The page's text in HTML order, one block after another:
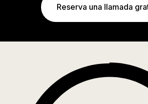
Reserva una llamada